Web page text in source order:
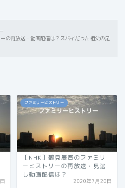
の再放送・動画配信は？スパイだった祖父の足
ファミリーヒストリー
［NHK］鶴見辰吾のファミリ
ーヒストリーの再放送・見逃
し動画配信は？
2020年7月20日